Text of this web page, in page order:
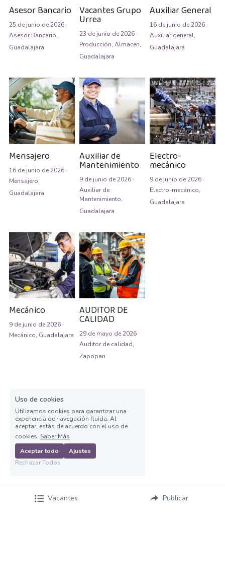
Auxiliar de cajas
Auxiliar de instalación
Auxiliar de Inventarios
Auxiliar de Limpieza
Auxiliar de Logística de Patio
Auxiliar de mantenimiento
Auxiliar de Mantenimiento
Auxiliar de prevención de pérdidas
Auxiliar de producción
Auxiliar de Producción
Auxiliar de Técnico
Auxiliar de tienda
Auxiliar en diseño
Auxiliar en mantenimiento
Auxiliar en sistemas
Auxiliar general
Avenida Aviación
Avenida Ignacio
Avenida Vallarta
Ayudante de Mostrador
Asesor Bancario
25 de junio de 2026·
Asesor Bancario,
Guadalajara
Vacantes Grupo
Urrea
23 de junio de 2026·
Producción, Almacen,
Guadalajara
Auxiliar General
16 de junio de 2026·
Auxiliar general,
Guadalajara
Mensajero
16 de junio de 2026·
Mensajero,
Guadalajara
Auxiliar de
Mantenimiento
9 de junio de 2026·
Auxiliar de
Mantenimiento,
Guadalajara
Electro-
mecánico
9 de junio de 2026·
Electro-mecánico,
Guadalajara
Mecánico
9 de junio de 2026·
Mecánico, Guadalajara
AUDITOR DE
CALIDAD
29 de mayo de 2026·
Auditor de calidad,
Zapopan
Vacantes Publicar
Uso de cookies
Utilizamos cookies para garantizar una
experiencia de navegación fluida. Al
aceptar, estás de acuerdo con el uso de
cookies. Saber Más
Aceptar todo
Ajustes
Rechazar Todos